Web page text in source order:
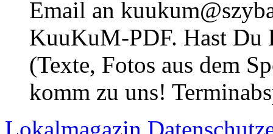
Email an
KuuKuM-PDF. Hast Du
(Texte, Fotos aus dem
komm zu uns!
Lokalmagazin